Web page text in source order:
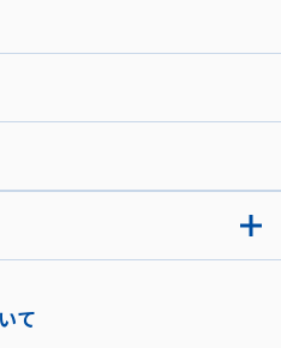
て